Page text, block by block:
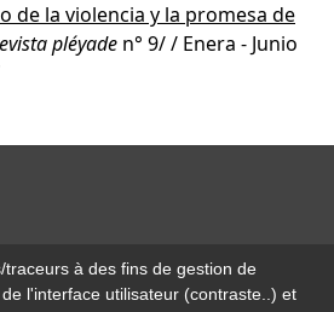
de la violencia y la promesa de
pléyade n° 9/ / Enera - Junio
( nouvelle fenêtre)
à des fins de gestion de
l'interface utilisateur (contraste..) et